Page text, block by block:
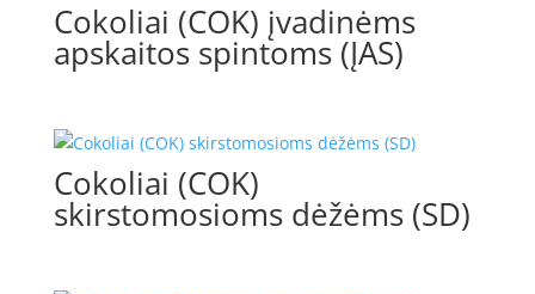
Cokoliai (COK) įvadinėms
apskaitos spintoms (ĮAS)
Cokoliai (COK)
skirstomosioms dėžėms (SD)